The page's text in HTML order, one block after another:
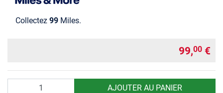
Collectez 99 Miles.
99,00 €
AJOUTER AU PANIER